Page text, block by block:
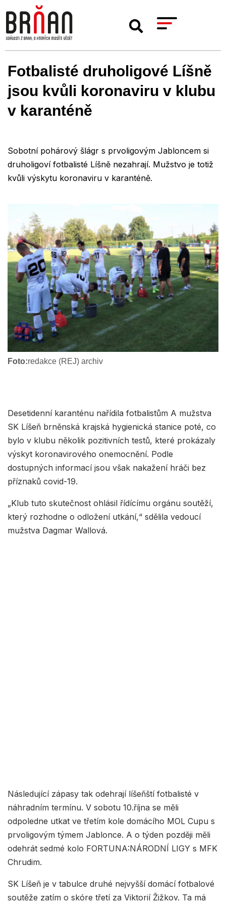
Fotbalisté druholigové Líšně
jsou kvůli koronaviru v klubu
v karanténě
Sobotní pohárový šlágr s prvoligovým Jabloncem si
druholigoví fotbalisté Líšně nezahrají. Mužstvo je totiž
kvůli výskytu koronaviru v karanténě.
Foto:redakce (REJ) archiv
Desetidenní karanténu nařídila fotbalistům A mužstva
SK Líšeň brněnská krajská hygienická stanice poté, co
bylo v klubu několik pozitivních testů, které prokázaly
výskyt koronavirového onemocnění. Podle
dostupných informací jsou však nakažení hráči bez
příznaků covid-19.
„Klub tuto skutečnost ohlásil řídícímu orgánu soutěží,
který rozhodne o odložení utkání,“ sdělila vedoucí
mužstva Dagmar Wallová.
Následující zápasy tak odehrají líšeňští fotbalisté v
náhradním termínu. V sobotu 10.října se měli
odpoledne utkat ve třetím kole domácího MOL Cupu s
prvoligovým týmem Jablonce. A o týden později měli
odehrát sedmé kolo FORTUNA:NÁRODNÍ LIGY s MFK
Chrudim.
SK Líšeň je v tabulce druhé nejvyšší domácí fotbalové
soutěže zatím o skóre třetí za Viktorií Žižkov. Ta má